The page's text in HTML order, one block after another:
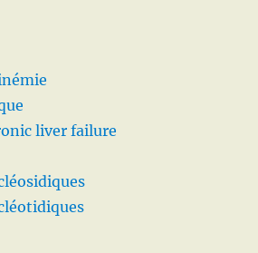
liver failure